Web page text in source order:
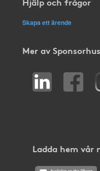
Skapa ett ärende
Mer av
Ladda hem vår